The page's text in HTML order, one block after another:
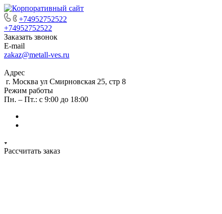
+74952752522
+74952752522
Заказать звонок
E-mail
zakaz@metall-ves.ru
Адрес
г. Москва ул Смирновская 25, стр 8
Режим работы
Пн. – Пт.: с 9:00 до 18:00
Рассчитать заказ